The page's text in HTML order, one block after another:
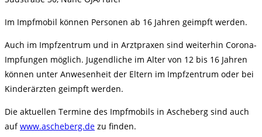
Im Impfmobil können Personen ab 16 Jahren geimpft werden.
Auch im Impfzentrum und in Arztpraxen sind weiterhin Corona-
Impfungen möglich. Jugendliche im Alter von 12 bis 16 Jahren
können unter Anwesenheit der Eltern im Impfzentrum oder bei
Kinderärzten geimpft werden.
Die aktuellen Termine des Impfmobils in Ascheberg sind auch
aufwww.ascheberg.de zu finden.